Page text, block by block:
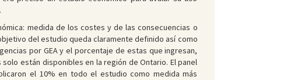
medida de los costes y de las consecuencias o
del estudio queda claramente definido así como
por GEA y el porcentaje de estas que ingresan,
están disponibles en la región de Ontario. El panel
el 10% en todo el estudio como medida más